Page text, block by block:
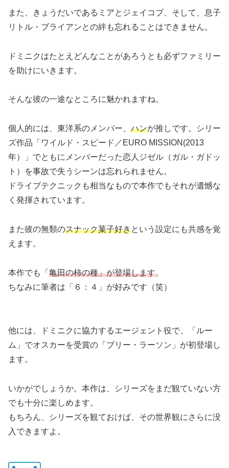
また、きょうだいであるミアとジェイコブ、そして、息子
リトル・ブライアンとの絆も忘れることはできません。
ドミニクはたとえどんなことがあろうとも必ずファミリー
を助けにいきます。
そんな彼の一途なところに魅かれますね。
個人的には、東洋系のメンバー、 ハンが推しです。シリー
ズ作品「ワイルド・スピード／EURO MISSION(2013
年）」でともにメンバーだった恋人ジゼル（ガル・ガドッ
ト）を事故で失うシーンは忘れられません。
ドライブテクニックも相当なもので本作でもそれが遺憾な
く発揮されています。
また彼の無類のスナック菓子好きという設定にも共感を覚
えます。
本作でも「 亀田の柿の種」が登場します。
ちなみに筆者は「６：４」が好みです（笑）
他には、ドミニクに協力するエージェント役で、「ルー
ム」でオスカーを受賞の「ブリー・ラーソン」が初登場し
ます。
いかがでしょうか。本作は、シリーズをまだ観ていない方
でも十分に楽しめます。
もちろん、シリーズを観ておけば、その世界観にさらに没
入できますよ。